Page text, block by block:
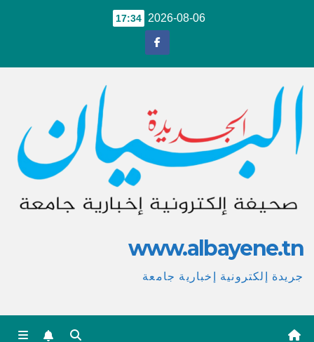
2026-08-06
17:34
www.albayene.tn
جريدة إلكترونية إخبارية جامعة